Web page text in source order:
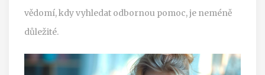
vědomí, kdy vyhledat odbornou pomoc, je neméně
důležité.